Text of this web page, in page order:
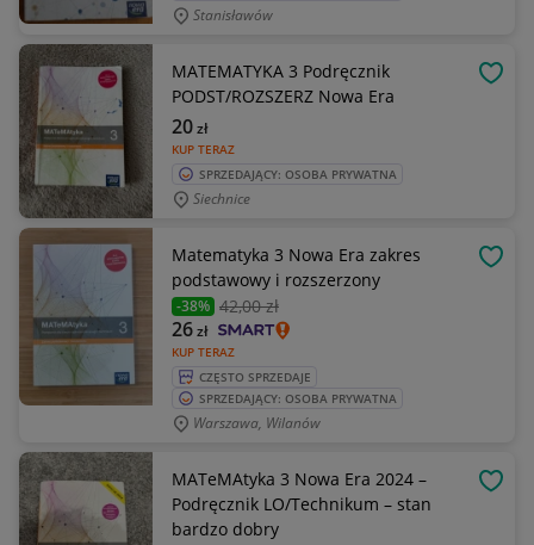
Stanisławów
MATEMATYKA 3 Podręcznik
PODST/ROZSZERZ Nowa Era
KUP TERAZ
20zł
SPRZEDAJĄCY: OSOBA PRYWATNA
Siechnice
Matematyka 3 Nowa Era zakres
podstawowy i rozszerzony
-38% 42,00 zł
KUP TERAZ
26zł
CZĘSTO SPRZEDAJE
SPRZEDAJĄCY: OSOBA PRYWATNA
Warszawa, Wilanów
MATeMAtyka 3 Nowa Era 2024 –
Podręcznik LO/Technikum – stan
bardzo dobry